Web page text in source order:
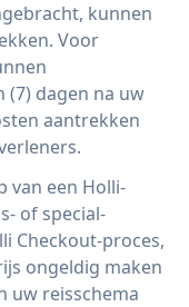
kunnen
Voor
(7) dagen na uw
aantrekken
van een Holli-
of special-
Checkout-proces,
ongeldig maken
uw reisschema